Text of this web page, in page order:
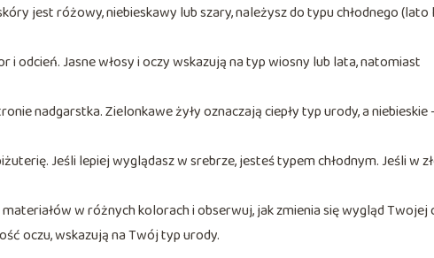
jest różowy, niebieskawy lub szary, należysz do typu chłodnego (lato
i odcień. Jasne włosy i oczy wskazują na typ wiosny lub lata, natomiast
nadgarstka. Zielonkawe żyły oznaczają ciepły typ urody, a niebieskie
Jeśli lepiej wyglądasz w srebrze, jesteś typem chłodnym. Jeśli w
w różnych kolorach i obserwuj, jak zmienia się wygląd Twojej
oczu, wskazują na Twój typ urody.